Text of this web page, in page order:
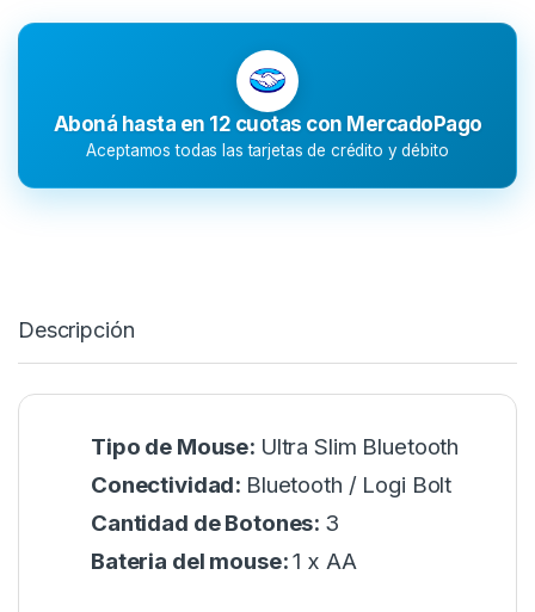
Aboná hasta en 12 cuotas con MercadoPago
Aceptamos todas las tarjetas de crédito y débito
Descripción
Tipo de Mouse: Ultra Slim Bluetooth
Conectividad: Bluetooth / Logi Bolt
Cantidad de Botones: 3
Bateria del mouse:1 x AA